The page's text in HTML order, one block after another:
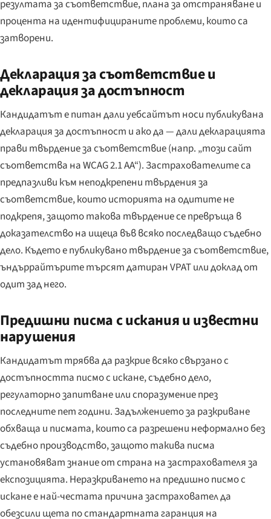
резултата за съответствие, плана за отстраняване и
процента на идентифицираните проблеми, които са
затворени.
Декларация за съответствие и
декларация за достъпност
Кандидатът е питан дали уебсайтът носи публикувана
декларация за достъпност и ако да — дали декларацията
прави твърдение за съответствие (напр. „този сайт
съответства на WCAG 2.1 AA“). Застрахователите са
предпазливи към неподкрепени твърдения за
съответствие, които историята на одитите не
подкрепя, защото такова твърдение се превръща в
доказателство на ищеца във всяко последващо съдебно
дело. Където е публикувано твърдение за съответствие,
ъндъррайтърите търсят датиран VPAT или доклад от
одит зад него.
Предишни писма с искания и известни
нарушения
Кандидатът трябва да разкрие всяко свързано с
достъпността писмо с искане, съдебно дело,
регулаторно запитване или споразумение през
последните пет години. Задължението за разкриване
обхваща и писмата, които са разрешени неформално без
съдебно производство, защото такива писма
установяват знание от страна на застрахователя за
експозицията. Неразкриването на предишно писмо с
искане е най-честата причина застраховател да
обезсили щета по стандартната гаранция на